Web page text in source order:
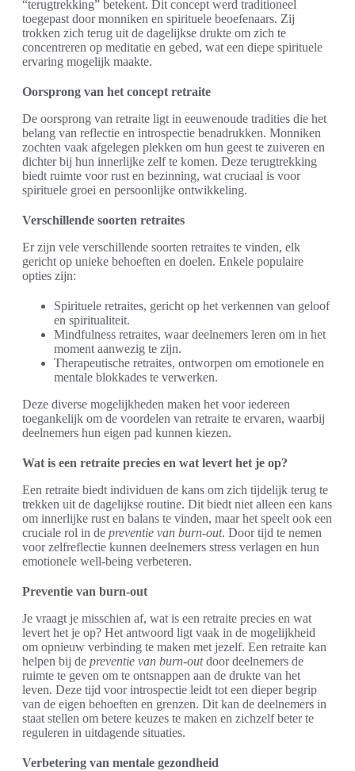
“terugtrekking” betekent. Dit concept werd traditioneel
toegepast door monniken en spirituele beoefenaars. Zij
trokken zich terug uit de dagelijkse drukte om zich te
concentreren op meditatie en gebed, wat een diepe spirituele
ervaring mogelijk maakte.
Oorsprong van het concept retraite
De oorsprong van retraite ligt in eeuwenoude tradities die het
belang van reflectie en introspectie benadrukken. Monniken
zochten vaak afgelegen plekken om hun geest te zuiveren en
dichter bij hun innerlijke zelf te komen. Deze terugtrekking
biedt ruimte voor rust en bezinning, wat cruciaal is voor
spirituele groei en persoonlijke ontwikkeling.
Verschillende soorten retraites
Er zijn vele verschillende soorten retraites te vinden, elk
gericht op unieke behoeften en doelen. Enkele populaire
opties zijn:
Spirituele retraites, gericht op het verkennen van geloof
en spiritualiteit.
Mindfulness retraites, waar deelnemers leren om in het
moment aanwezig te zijn.
Therapeutische retraites, ontworpen om emotionele en
mentale blokkades te verwerken.
Deze diverse mogelijkheden maken het voor iedereen
toegankelijk om de voordelen van retraite te ervaren, waarbij
deelnemers hun eigen pad kunnen kiezen.
Wat is een retraite precies en wat levert het je op?
Een retraite biedt individuen de kans om zich tijdelijk terug te
trekken uit de dagelijkse routine. Dit biedt niet alleen een kans
om innerlijke rust en balans te vinden, maar het speelt ook een
cruciale rol in de preventie van burn-out. Door tijd te nemen
voor zelfreflectie kunnen deelnemers stress verlagen en hun
emotionele well-being verbeteren.
Preventie van burn-out
Je vraagt je misschien af, wat is een retraite precies en wat
levert het je op? Het antwoord ligt vaak in de mogelijkheid
om opnieuw verbinding te maken met jezelf. Een retraite kan
helpen bij de preventie van burn-outdoor deelnemers de
ruimte te geven om te ontsnappen aan de drukte van het
leven. Deze tijd voor introspectie leidt tot een dieper begrip
van de eigen behoeften en grenzen. Dit kan de deelnemers in
staat stellen om betere keuzes te maken en zichzelf beter te
reguleren in uitdagende situaties.
Verbetering van mentale gezondheid